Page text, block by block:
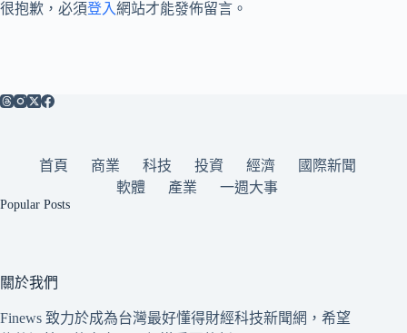
很抱歉，必須登入網站才能發佈留言。
首頁 商業 科技 投資 經濟
國際新聞
軟體
產業 一週大事
Popular Posts
關於我們
Finews 致力於成為台灣最好懂得財經科技新聞網，希望